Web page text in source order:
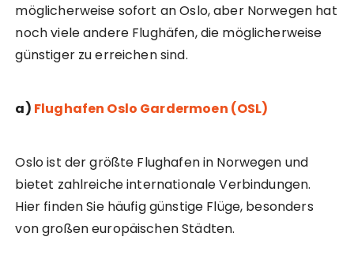
möglicherweise sofort an Oslo, aber Norwegen hat
noch viele andere Flughäfen, die möglicherweise
günstiger zu erreichen sind.
a) Flughafen Oslo Gardermoen (OSL)
Oslo ist der größte Flughafen in Norwegen und
bietet zahlreiche internationale Verbindungen.
Hier finden Sie häufig günstige Flüge, besonders
von großen europäischen Städten.